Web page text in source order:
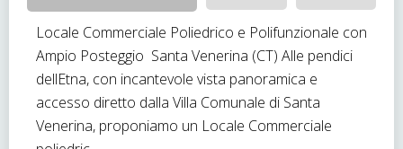
Locale Commerciale Poliedrico e Polifunzionale con
Ampio Posteggio  Santa Venerina (CT) Alle pendici
dellEtna, con incantevole vista panoramica e
accesso diretto dalla Villa Comunale di Santa
Venerina, proponiamo un Locale Commerciale